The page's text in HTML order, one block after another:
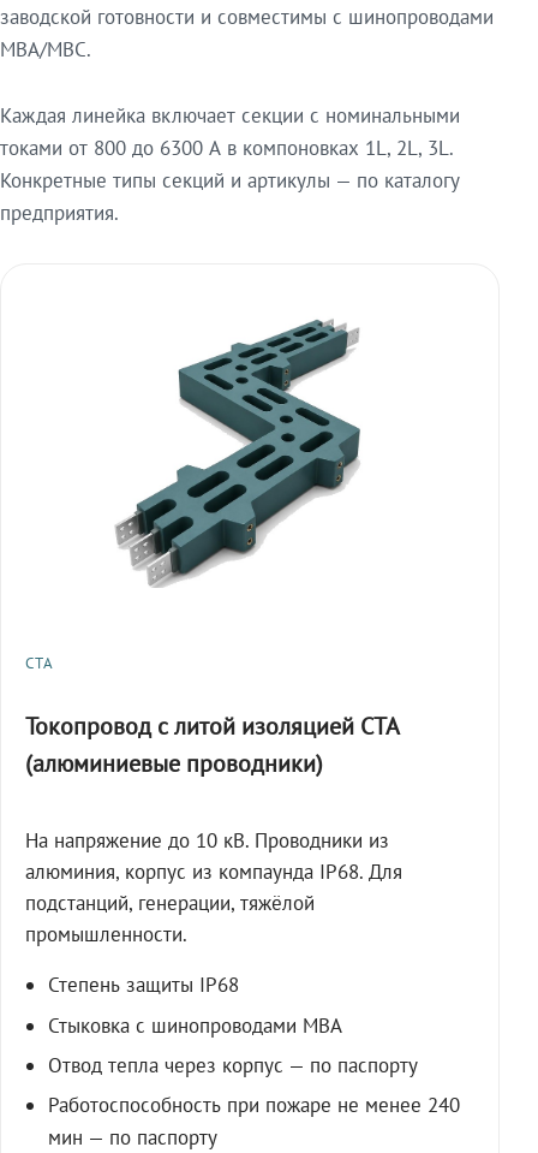
заводской готовности и совместимы с шинопроводами
МВА/МВС.
Каждая линейка включает секции с номинальными
токами от 800 до 6300 А в компоновках 1L, 2L, 3L.
Конкретные типы секций и артикулы — по каталогу
предприятия.
СТА
Токопровод с литой изоляцией СТА
(алюминиевые проводники)
На напряжение до 10 кВ. Проводники из
алюминия, корпус из компаунда IP68. Для
подстанций, генерации, тяжёлой
промышленности.
Степень защиты IP68
Стыковка с шинопроводами МВА
Отвод тепла через корпус — по паспорту
Работоспособность при пожаре не менее 240
мин — по паспорту